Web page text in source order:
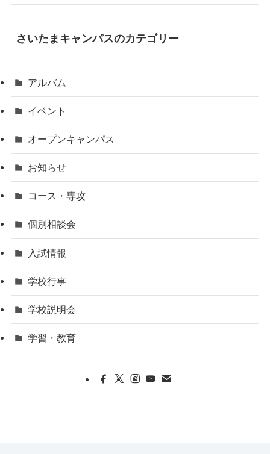
さいたまキャンパスのカテゴリー
アルバム
イベント
オープンキャンパス
お知らせ
コース・専攻
個別相談会
入試情報
学校行事
学校説明会
学習・教育